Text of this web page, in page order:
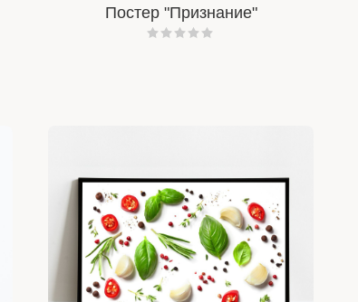
Постер "Признание"